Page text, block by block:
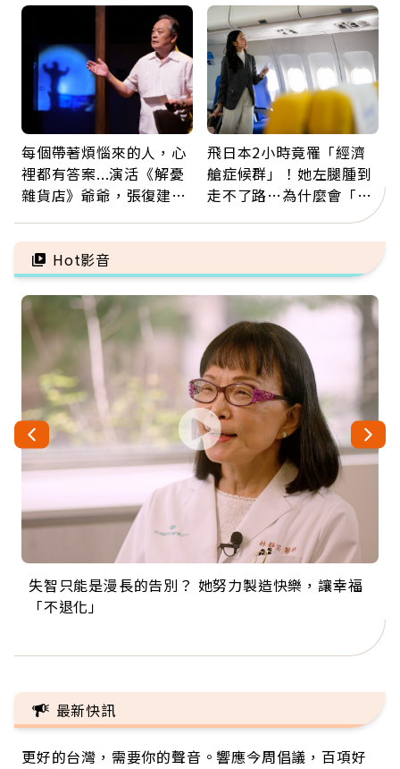
每個帶著煩惱來的人，心
裡都有答案...演活《解憂
雜貨店》爺爺，張復建：
善待自己
飛日本2小時竟罹「經濟
艙症候群」！她左腿腫到
走不了路…為什麼會「靜
脈血栓」？醫示警7種人
注意
Hot影音
失智只能是漫長的告別？ 她努力製造快樂，讓幸福
「不退化」
來自剛果的巧克力神父 為台灣奉獻36年 「台灣是我
的家，我連作夢都講台語！」
63歲卸矽谷副總、搬回台灣找快樂！「蛋黃哥小
丑」走進安養院，逗樂上萬爺奶：退休後才開始真
104歲打破金氏世界紀錄 成為全球最年長羽球選
手，分享長壽的秘密原來是「這個」
事業巔峰他選擇追夢…黑手阿伯拉小提琴還登上小
巨蛋！連CNN都大讚！
最新快訊
更好的台灣，需要你的聲音。響應今周倡議，百項好